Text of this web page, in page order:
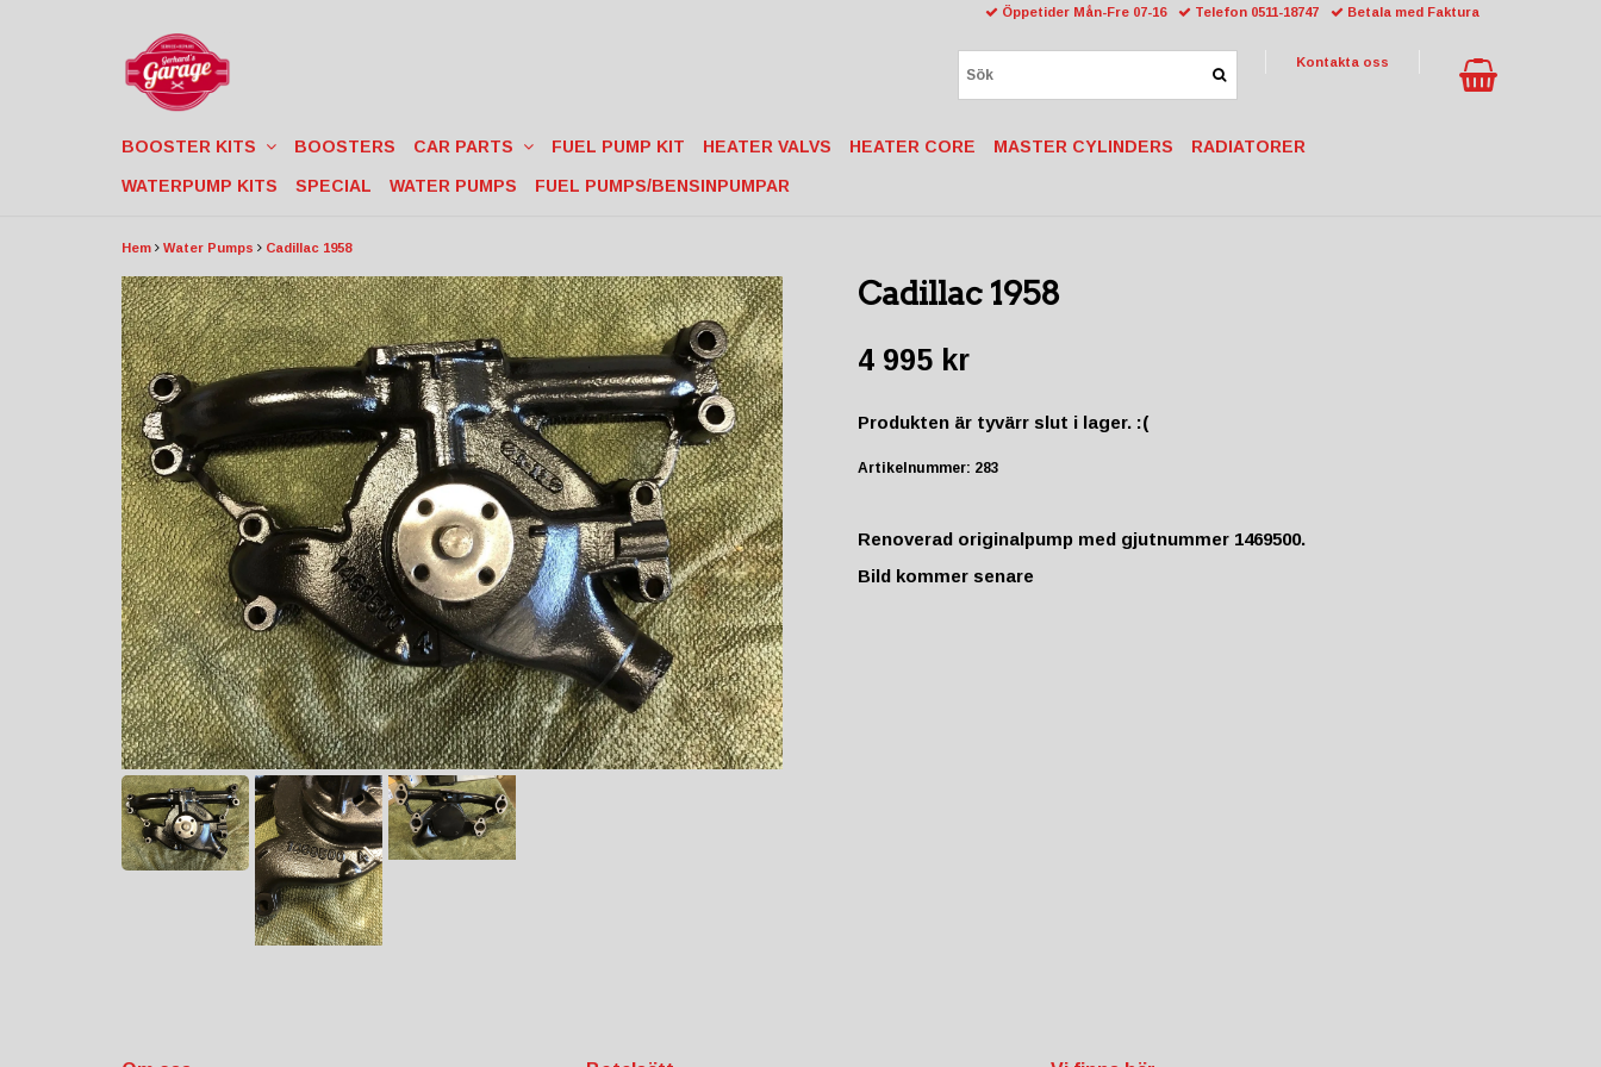
Hem Water Pumps Cadillac 1958
Cadillac 1958
4 995 kr
Produkten är tyvärr slut i lager. :(
Artikelnummer: 283
Renoverad originalpump med gjutnummer 1469500.
Bild kommer senare
Öppetider Mån-Fre 07-16 Telefon 0511-18747 Betala med Faktura
Kontakta oss
BOOSTER KITS BOOSTERS CAR PARTS FUEL PUMP KIT HEATER VALVS HEATER CORE MASTER CYLINDERS RADIATORER
WATERPUMP KITS SPECIAL WATER PUMPS FUEL PUMPS/BENSINPUMPAR